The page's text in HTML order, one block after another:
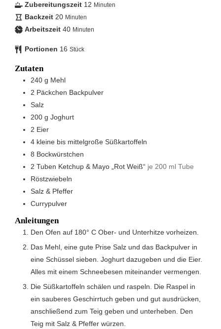
Zubereitungszeit 12 Minuten
Backzeit 20 Minuten
Arbeitszeit 40 Minuten
Portionen 16 Stück
Zutaten
240 g Mehl
2 Päckchen Backpulver
Salz
200 g Joghurt
2 Eier
4 kleine bis mittelgroße Süßkartoffeln
8 Bockwürstchen
2 Tuben Ketchup & Mayo „Rot Weiß“ je 200 ml Tube
Röstzwiebeln
Salz & Pfeffer
Currypulver
Anleitungen
Den Ofen auf 180° C Ober- und Unterhitze vorheizen.
Das Mehl, eine gute Prise Salz und das Backpulver in
eine Schüssel sieben. Joghurt dazugeben und die Eier.
Alles mit einem Schneebesen miteinander vermengen.
Die Süßkartoffeln schälen und raspeln. Die Raspel in
ein sauberes Geschirrtuch geben und gut ausdrücken,
anschließend zum Teig geben und unterheben. Den
Teig mit Salz & Pfeffer würzen.